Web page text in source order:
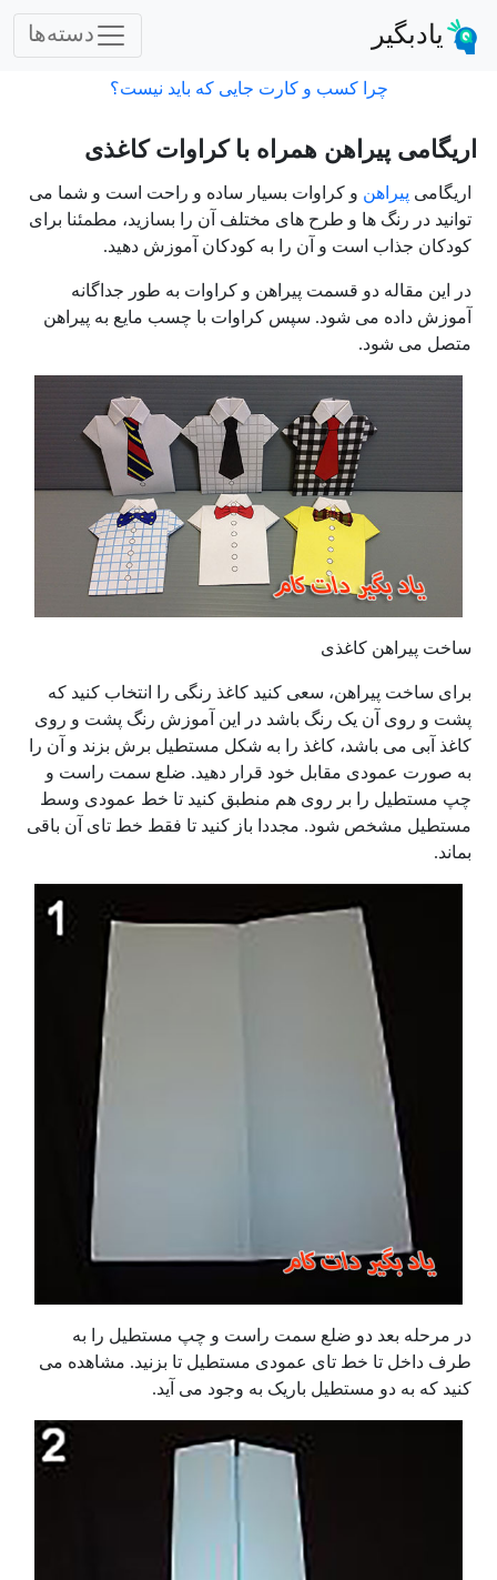
یادبگیر دسته‌ها
چرا کسب و کارت جایی که باید نیست؟
اریگامی پیراهن همراه با کراوات کاغذی
اریگامی پیراهن و کراوات بسیار ساده و راحت است و شما می
توانید در رنگ ها و طرح های مختلف آن را بسازید، مطمئنا برای
کودکان جذاب است و آن را به کودکان آموزش دهید.
در این مقاله دو قسمت پیراهن و کراوات به طور جداگانه
آموزش داده می شود. سپس کراوات با چسب مایع به پیراهن
متصل می شود.
ساخت پیراهن کاغذی
برای ساخت پیراهن، سعی کنید کاغذ رنگی را انتخاب کنید که
پشت و روی آن یک رنگ باشد در این آموزش رنگ پشت و روی
کاغذ آبی می باشد، کاغذ را به شکل مستطیل برش بزند و آن را
به صورت عمودی مقابل خود قرار دهید. ضلع سمت راست و
چپ مستطیل را بر روی هم منطبق کنید تا خط عمودی وسط
مستطیل مشخص شود. مجددا باز کنید تا فقط خط تای آن باقی
بماند.
در مرحله بعد دو ضلع سمت راست و چپ مستطیل را به
طرف داخل تا خط تای عمودی مستطیل تا بزنید. مشاهده می
کنید که به دو مستطیل باریک به وجود می آید.